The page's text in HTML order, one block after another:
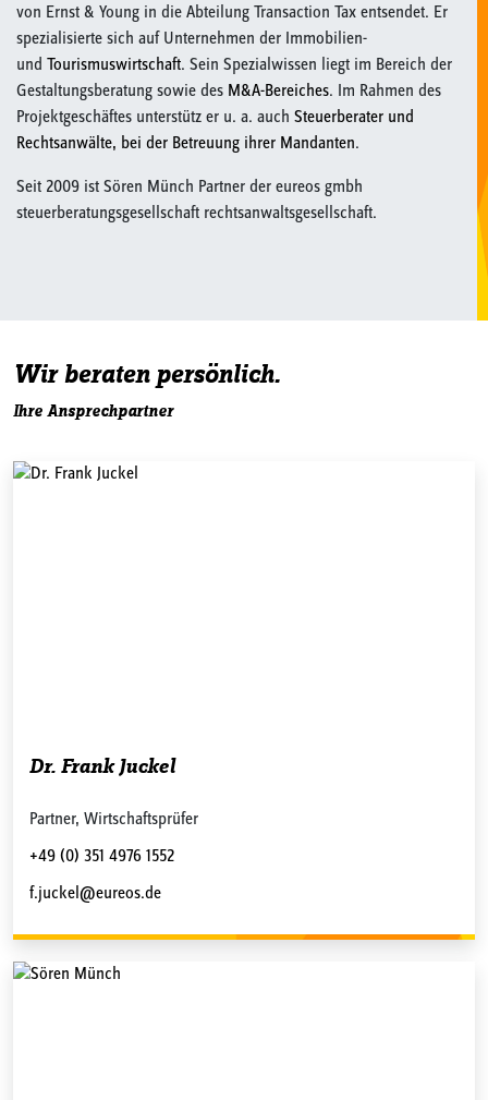
von Ernst & Young in die Abteilung Transaction Tax entsendet. Er
spezialisierte sich auf Unternehmen der Immobilien-
und Tourismuswirtschaft. Sein Spezialwissen liegt im Bereich der
Gestaltungsberatung sowie des M&A-Bereiches. Im Rahmen des
Projektgeschäftes unterstütz er u. a. auch Steuerberater und
Rechtsanwälte, bei der Betreuung ihrer Mandanten.
Seit 2009 ist Sören Münch Partner der eureos gmbh
steuerberatungsgesellschaft rechtsanwaltsgesellschaft.
Wir beraten persönlich.
Ihre Ansprechpartner
Dr. Frank Juckel
Partner, Wirtschaftsprüfer
+49 (0) 351 4976 1552
f.juckel@eureos.de